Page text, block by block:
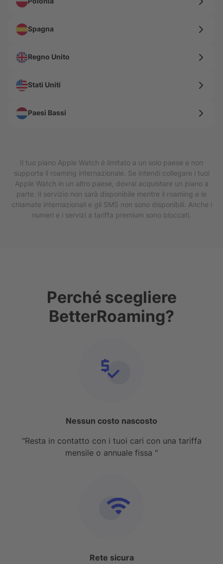
Spagna
Regno Unito
Stati Uniti
Paesi Bassi
Il tuo piano Apple Watch è limitato a un solo paese e non
supporta il roaming internazionale. Se intendi collegare i tuoi
Apple Watch in un altro paese, dovrai acquistare un piano a
parte. Il servizio non sarà disponibile mentre il roaming e le
chiamate internazionali e gli SMS non sono disponibili. Anche i
numeri e i servizi a tariffa premium sono bloccati.
Perché scegliere
BetterRoaming?
Nessun costo nascosto
"Resta in contatto con i tuoi cari con una tariffa
mensile o annuale fissa "
Rete sicura